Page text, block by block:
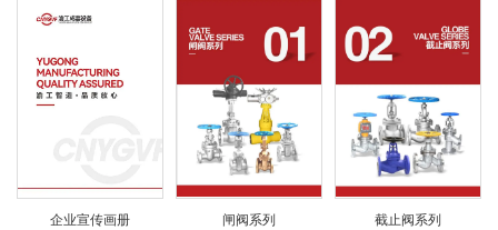
企业宣传画册 闸阀系列 截止阀系列